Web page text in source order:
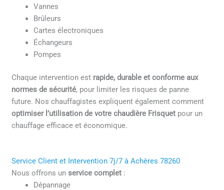
Vannes
Brûleurs
Cartes électroniques
Échangeurs
Pompes
Chaque intervention est rapide, durable et conforme aux
normes de sécurité, pour limiter les risques de panne
future. Nos chauffagistes expliquent également comment
optimiser l’utilisation de votre chaudière Frisquet pour un
chauffage efficace et économique.
Service Client et Intervention 7j/7 à Achères 78260
Nous offrons unservice complet :
Dépannage